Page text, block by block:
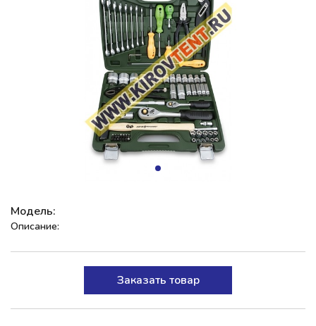
Модель:
Описание:
Заказать товар